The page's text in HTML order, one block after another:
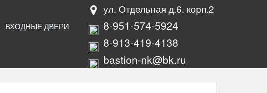
ВХОДНЫЕ ДВЕРИ
ул. Отдельная д.6. корп.2
8-951-574-5924
8-913-419-4138
bastion-nk@bk.ru